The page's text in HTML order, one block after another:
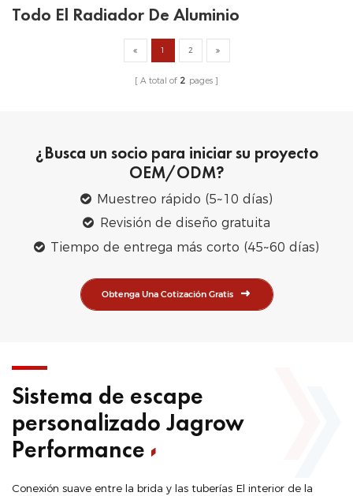
Todo El Radiador De Aluminio
1 2
A total of 2 pages
¿Busca un socio para iniciar su proyecto
OEM/ODM?
Muestreo rápido (5~10 días)
Revisión de diseño gratuita
Tiempo de entrega más corto (45~60 días)
Obtenga Una Cotización Gratis
Sistema de escape
personalizado Jagrow
Performance
Conexión suave entre la brida y las tuberías El interior de la